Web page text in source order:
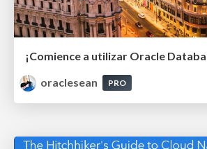
¡Comience a utilizar Oracle
oraclesean
PRO